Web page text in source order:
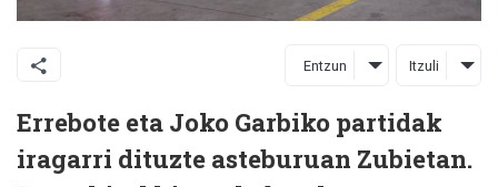
Entzun Itzuli
Errebote eta Joko Garbiko partidak
iragarri dituzte asteburuan Zubietan.